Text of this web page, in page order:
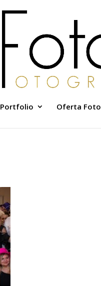
Portfolio Oferta Foto